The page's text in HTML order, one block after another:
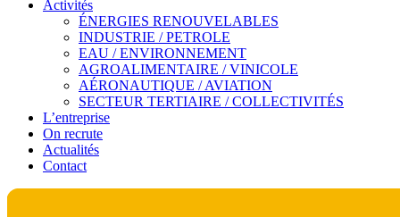
Activités
ÉNERGIES RENOUVELABLES
INDUSTRIE / PETROLE
EAU / ENVIRONNEMENT
AGROALIMENTAIRE / VINICOLE
AÉRONAUTIQUE / AVIATION
SECTEUR TERTIAIRE / COLLECTIVITÉS
L’entreprise
On recrute
Actualités
Contact